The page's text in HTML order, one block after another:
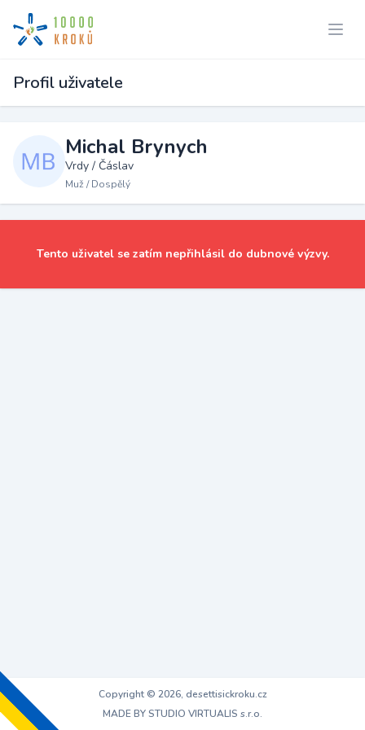
Profil uživatele
Michal Brynych
Vrdy / Čáslav
Muž / Dospělý
Tento uživatel se zatím nepřihlásil do dubnové výzvy.
Copyright © 2026, desettisickroku.cz
MADE BY STUDIO VIRTUALIS s.r.o.